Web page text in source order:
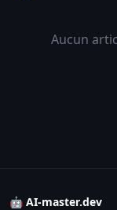
Aucun
🤖 AI-master.dev